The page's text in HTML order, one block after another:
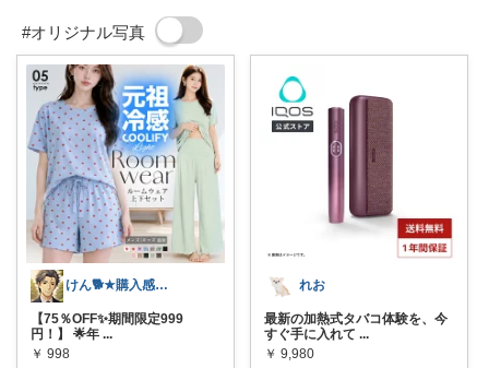
#オリジナル写真
けん🐕★購入感謝です★（アイコン変更）
【75％OFF✨期間限定999
円！】 🌟年 ...
￥ 998
れお
最新の加熱式タバコ体験を、今
すぐ手に入れて ...
￥ 9,980